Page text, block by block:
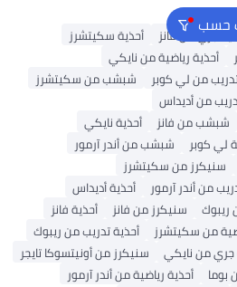
حسب
جري من فانز
أحذية سكيتشرز
أحذية رياضية من نايكي
من لي كوبر
شبشب من سكيتشرز
من أديداس
شبشب من فانز
أحذية نايكي
لي كوبر
شبشب من أندر آرمور
سنيكرز من سكيتشرز
من أندر آرمور
أحذية أديداس
ريبوك سنيكرز من فانز
أحذية فانز
من سكيتشرز
أحذية تدريب من ريبوك
جري من نايكي
سنيكرز من أونيتسوكا تايجر
أحذية رياضية من أندر آرمور